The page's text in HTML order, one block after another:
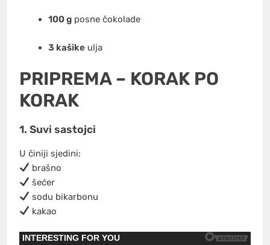
100 gposne čokolade
3 kašikeulja
PRIPREMA – KORAK PO
KORAK
1. Suvi sastojci
U činiji sjedini:
brašno
šećer
sodu bikarbonu
kakao